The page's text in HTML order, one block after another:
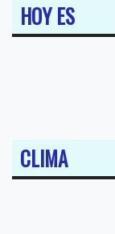
HOY ES
CLIMA